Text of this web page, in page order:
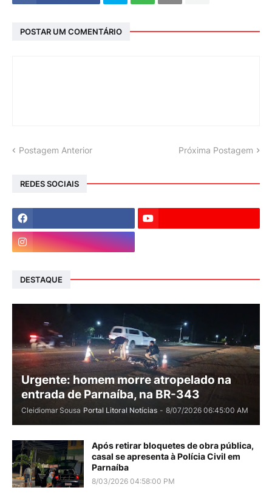
POSTAR UM COMENTÁRIO
Postagem Anterior Próxima Postagem
REDES SOCIAIS
DESTAQUE
Urgente: homem morre atropelado na
entrada de Parnaíba, na BR-343
Cleidiomar Sousa Portal Litoral Notícias - 8/07/2026 06:45:00 AM
Após retirar bloquetes de obra pública,
casal se apresenta à Polícia Civil em
Parnaíba
8/03/2026 04:58:00 PM